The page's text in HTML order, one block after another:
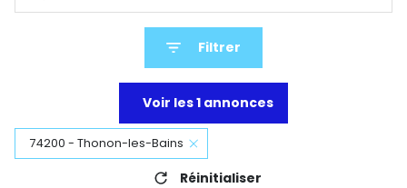
Filtrer
Voir les1 annonces
74200 - Thonon-les-Bains
Réinitialiser